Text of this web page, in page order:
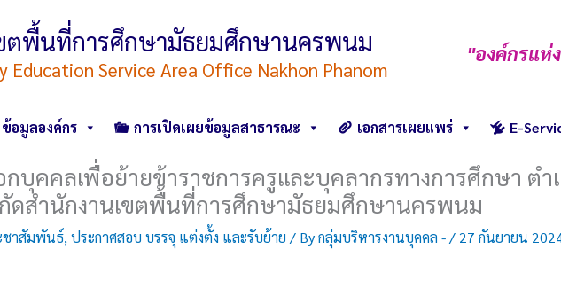
ตพื้นที่การศึกษามัธยมศึกษานครพนม
Education Service Area Office Nakhon Phanom
"องค์กรแห่
ข้อมูลองค์กร การเปิดเผยข้อมูลสาธารณะ เอกสารเผยแพร่ E-
กบุคคลเพื่อย้ายข้าราชการครูและบุคลากรทางการศึกษา ต
กัดสำนักงานเขตพื้นที่การศึกษามัธยมศึกษานครพนม
ชาสัมพันธ์, ประกาศสอบ บรรจุ แต่งตั้ง และรับย้าย / Byกลุ่มบริหารงานบุคคล -/27 กันยายน